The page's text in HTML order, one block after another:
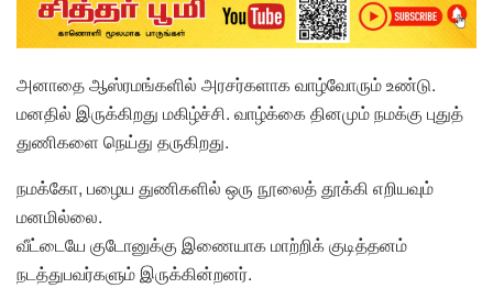
அனாதை ஆஸ்ரமங்களில் அரசர்களாக வாழ்வோரும் உண்டு.
மனதில் இருக்கிறது மகிழ்ச்சி. வாழ்க்கை தினமும் நமக்கு புதுத்
துணிகளை நெய்து தருகிறது.
நமக்கோ, பழைய துணிகளில் ஒரு நூலைத் தூக்கி எறியவும்
மனமில்லை.
வீட்டையே குடோனுக்கு இணையாக மாற்றிக் குடித்தனம்
நடத்துபவர்களும் இருக்கின்றனர்.